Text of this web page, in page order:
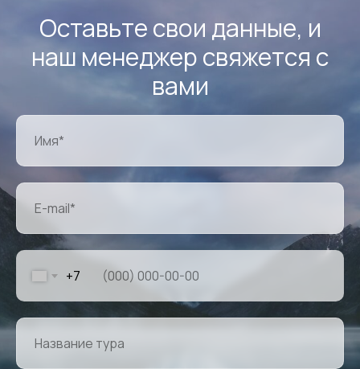
Оставьте свои данные, и
наш менеджер свяжется с
вами
+7